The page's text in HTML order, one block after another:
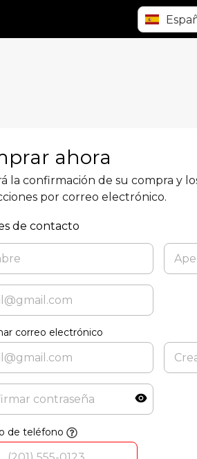
ahora
la confirmación de su compra y
por correo electrónico.
de contacto
correo electrónico
de teléfono